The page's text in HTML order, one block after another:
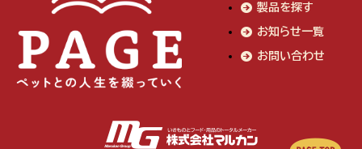
製品を探す
お知らせ一覧
お問い合わせ